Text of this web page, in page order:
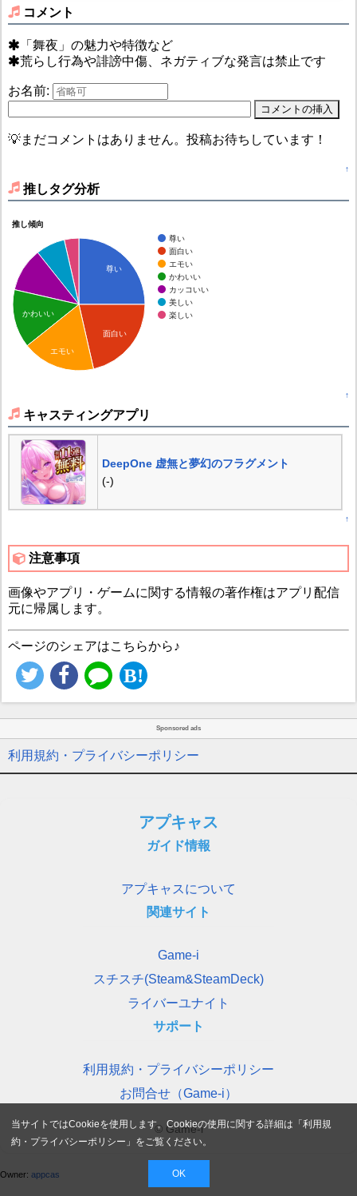
コメント
「舞夜」の魅力や特徴など
荒らし行為や誹謗中傷、ネガティブな発言は禁止です
お名前:
💡まだコメントはありません。投稿お待ちしています！
↑
推しタグ分析
推し傾向
尊い
面白い
エモい
かわいい
カッコいい
美しい
楽しい
尊い
面白い
かわいい
エモい
↑
キャスティングアプリ
DeepOne 虚無と夢幻のフラグメント
(-)
↑
注意事項
画像やアプリ・ゲームに関する情報の著作権はアプリ配信
元に帰属します。
ページのシェアはこちらから♪
Sponsored ads
利用規約・プライバシーポリシー
アプキャス
ガイド情報
アプキャスについて
関連サイト
Game-i
スチスチ(Steam&SteamDeck)
ライバーユナイト
サポート
利用規約・プライバシーポリシー
お問合せ（Game-i）
© Game-i
Owner: appcas
当サイトではCookieを使用します。Cookieの使用に関する詳細は「利用規
約・プライバシーポリシー 」をご覧ください。
OK